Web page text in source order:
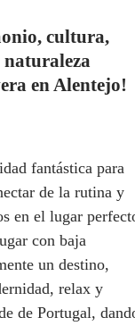
cultura,
en Alentejo!
fantástica para
de la rutina y
en el lugar
con baja
un destino,
relax y
de Portugal,